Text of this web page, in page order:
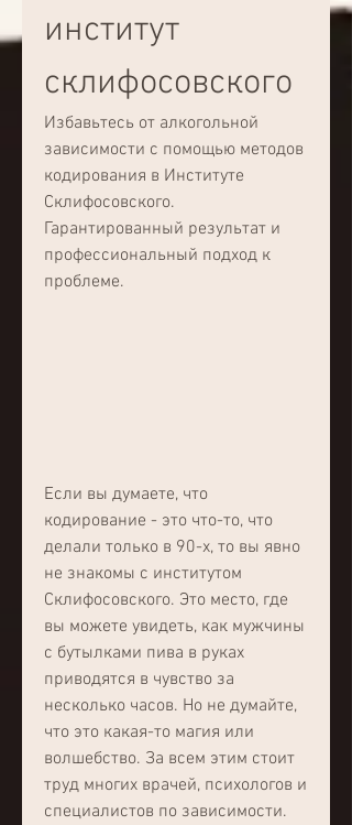
институт
склифосовского
Избавьтесь от алкогольной
зависимости с помощью методов
кодирования в Институте
Склифосовского.
Гарантированный результат и
профессиональный подход к
проблеме.
Если вы думаете, что
кодирование - это что-то, что
делали только в 90-х, то вы явно
не знакомы с институтом
Склифосовского. Это место, где
вы можете увидеть, как мужчины
с бутылками пива в руках
приводятся в чувство за
несколько часов. Но не думайте,
что это какая-то магия или
волшебство. За всем этим стоит
труд многих врачей, психологов и
специалистов по зависимости.